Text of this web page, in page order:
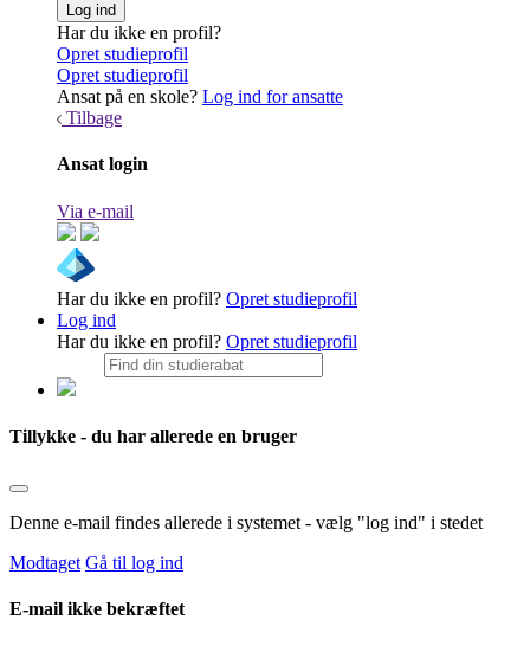
Har du ikke en profil?
Opret studieprofil
Opret studieprofil
Ansat på en skole? Log ind for ansatte
Tilbage
Ansat login
Via e-mail
Har du ikke en profil? Opret studieprofil
Log ind
Har du ikke en profil? Opret studieprofil
Tillykke - du har allerede en bruger
Denne e-mail findes allerede i systemet - vælg "log ind" i stedet
Modtaget Gå til log ind
E-mail ikke bekræftet